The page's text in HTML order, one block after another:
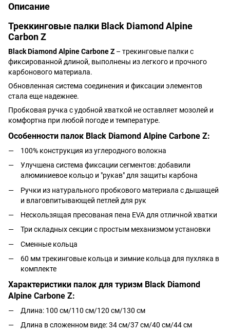
Описание
Треккинговые палки Black Diamond Alpine
Carbon Z
Black Diamond Alpine Carbone Z – трекинговые палки с
фиксированной длиной, выполнены из легкого и прочного
карбонового материала.
Обновленная система соединения и фиксации элементов
стала еще надежнее.
Пробковая ручка с удобной хваткой не оставляет мозолей и
комфортна при любой погоде и температуре.
Особенности палок Black Diamond Alpine Carbone Z:
100% конструкция из углеродного волокна
Улучшена система фиксации сегментов: добавили
алюминиевое кольцо и "рукав" для защиты карбона
Ручки из натурального пробкового материала с дышащей
и влаговпитывающей петлей для рук
Нескользящая пресованая пена EVA для отличной хватки
Три складных секции с простым механизмом установки
Сменные кольца
60 мм трекинговые кольца и зимние кольца для пухляка в
комплекте
Характеристики палок для туризм Black Diamond
Alpine Carbone Z:
Длина: 100 см/110 см/120 см/130 см
Длина в сложенном виде: 34 см/37 см/40 см/44 см